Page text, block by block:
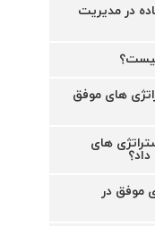
در مدیریت
های موفق
های
موفق در